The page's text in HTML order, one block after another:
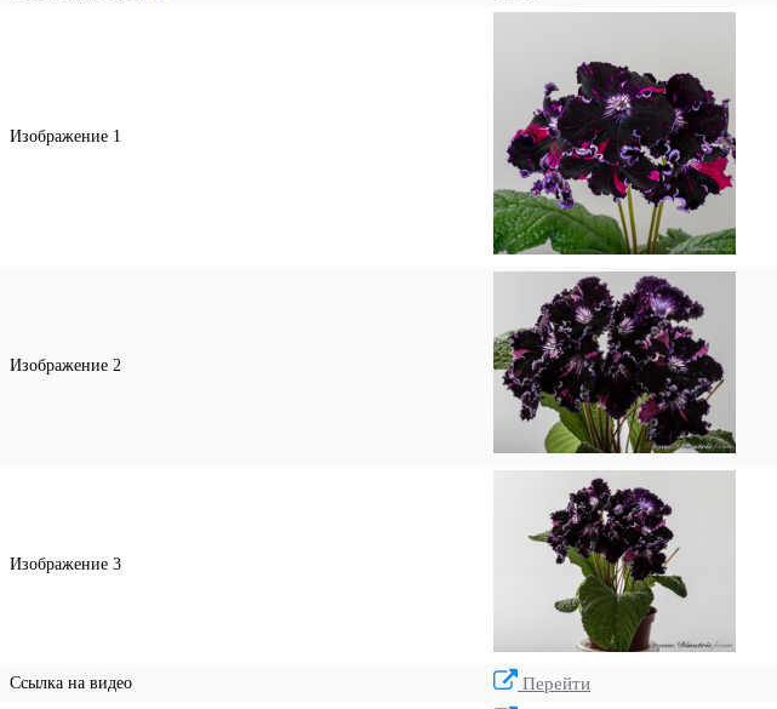
Изображение 1
Изображение 2
Изображение 3
Ссылка на видео Перейти